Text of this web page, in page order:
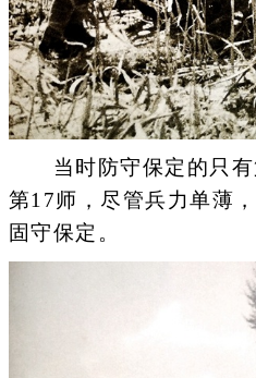
当时防守保定的只有
第17师，尽管兵力单薄
固守保定。